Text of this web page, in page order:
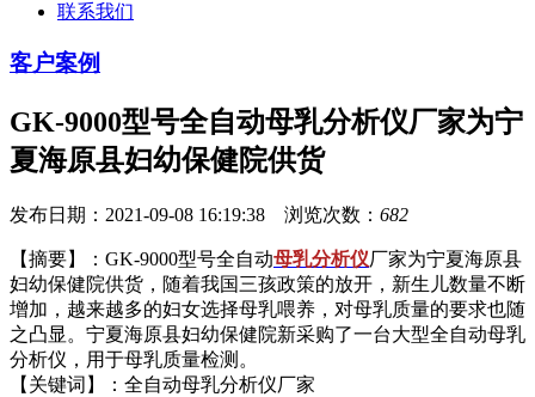
联系我们
客户案例
GK-9000型号全自动母乳分析仪厂家为宁
夏海原县妇幼保健院供货
发布日期：2021-09-08 16:19:38 浏览次数： 682
【摘要】：GK-9000型号全自动母乳分析仪厂家为宁夏海原县
妇幼保健院供货，随着我国三孩政策的放开，新生儿数量不断
增加，越来越多的妇女选择母乳喂养，对母乳质量的要求也随
之凸显。宁夏海原县妇幼保健院新采购了一台大型全自动母乳
分析仪，用于母乳质量检测。
【关键词】：全自动母乳分析仪厂家